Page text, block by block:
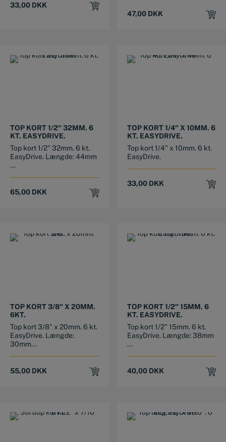
33,00 DKK
47,00 DKK
TOP KORT 1/2″ 32MM. 6
KT. EASYDRIVE.
Top kort 1/2" 32mm. 6 kt.
EasyDrive. Længde: 44mm
...
65,00 DKK
TOP KORT 1/4″ X 10MM. 6
KT. EASYDRIVE.
Top kort 1/4" x 10mm. 6 kt.
EasyDrive.
33,00 DKK
TOP KORT 3/8″ X 20MM.
6KT.
Top kort 3/8" x 20mm. 6 kt.
EasyDrive. Længde:
30mm...
55,00 DKK
TOP KORT 1/2″ 15MM. 6
KT. EASYDRIVE.
Top kort 1/2" 15mm. 6 kt.
EasyDrive. Længde: 38mm
...
40,00 DKK